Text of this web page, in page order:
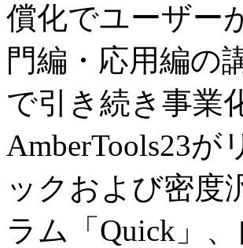
償化でユーザー
門編・応用編の
で引き続き事業
AmberTools23
ックおよび密度
ラム「Quick」